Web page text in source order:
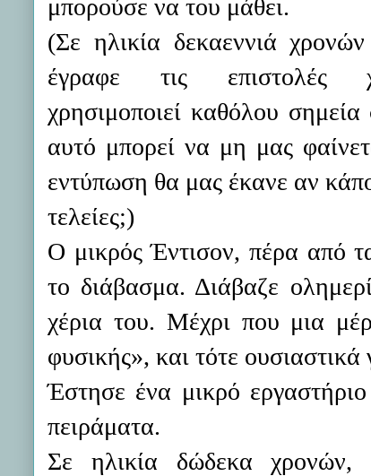
μπορούσε να του μάθει.
(Σε ηλικία δεκαεννιά
έγραφε τις επιστολές
χρησιμοποιεί καθόλου σημεία
αυτό μπορεί να μη μας
εντύπωση θα μας έκανε αν
τελείες;)
Ο μικρός Έντισον, πέρα από
το διάβασμα. Διάβαζε
χέρια του. Μέχρι που μια
φυσικής», και τότε
Έστησε ένα μικρό
πειράματα.
Σε ηλικία δώδεκα χρονών,